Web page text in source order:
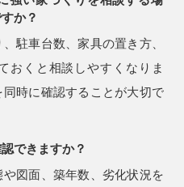
か？
駐車台数、家具の置き方、
おくと相談しやすくなりま
時に確認することが大切で
できますか？
図面、築年数、劣化状況を